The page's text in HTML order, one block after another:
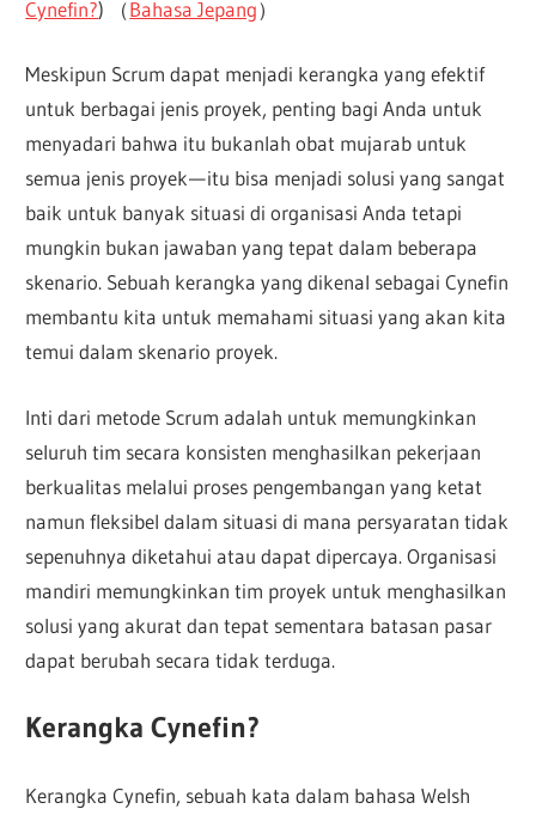
Cynefin?) （Bahasa Jepang）
Meskipun Scrum dapat menjadi kerangka yang efektif
untuk berbagai jenis proyek, penting bagi Anda untuk
menyadari bahwa itu bukanlah obat mujarab untuk
semua jenis proyek — itu bisa menjadi solusi yang sangat
baik untuk banyak situasi di organisasi Anda tetapi
mungkin bukan jawaban yang tepat dalam beberapa
skenario. Sebuah kerangka yang dikenal sebagai Cynefin
membantu kita untuk memahami situasi yang akan kita
temui dalam skenario proyek.
Inti dari metode Scrum adalah untuk memungkinkan
seluruh tim secara konsisten menghasilkan pekerjaan
berkualitas melalui proses pengembangan yang ketat
namun fleksibel dalam situasi di mana persyaratan tidak
sepenuhnya diketahui atau dapat dipercaya. Organisasi
mandiri memungkinkan tim proyek untuk menghasilkan
solusi yang akurat dan tepat sementara batasan pasar
dapat berubah secara tidak terduga.
Kerangka Cynefin?
Kerangka Cynefin, sebuah kata dalam bahasa Welsh